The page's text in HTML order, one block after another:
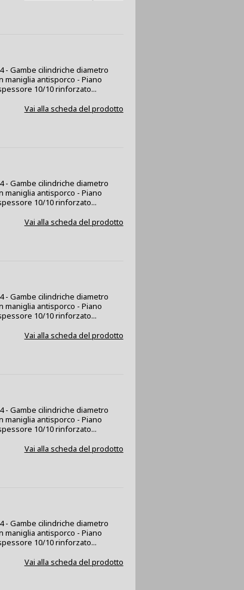
- Gambe cilindriche diametro
maniglia antisporco - Piano
10/10 rinforzato...
Vai alla scheda del prodotto
- Gambe cilindriche diametro
maniglia antisporco - Piano
10/10 rinforzato...
Vai alla scheda del prodotto
- Gambe cilindriche diametro
maniglia antisporco - Piano
10/10 rinforzato...
Vai alla scheda del prodotto
- Gambe cilindriche diametro
maniglia antisporco - Piano
10/10 rinforzato...
Vai alla scheda del prodotto
- Gambe cilindriche diametro
maniglia antisporco - Piano
10/10 rinforzato...
Vai alla scheda del prodotto